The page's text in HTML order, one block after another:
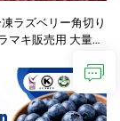
ラズベリー角切り
マキ販売用 大量包